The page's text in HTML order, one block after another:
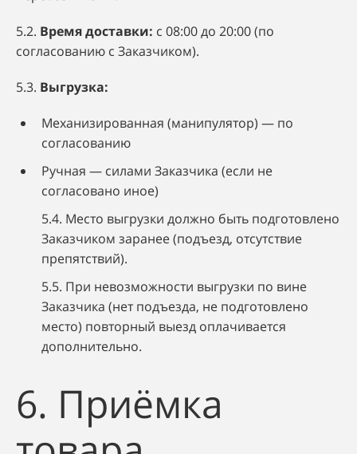
5.2. Время доставки: с 08:00 до 20:00 (по
согласованию с Заказчиком).
5.3. Выгрузка:
Механизированная (манипулятор) — по
согласованию
Ручная — силами Заказчика (если не
согласовано иное)
5.4. Место выгрузки должно быть подготовлено
Заказчиком заранее (подъезд, отсутствие
препятствий).
5.5. При невозможности выгрузки по вине
Заказчика (нет подъезда, не подготовлено
место) повторный выезд оплачивается
дополнительно.
6. Приёмка